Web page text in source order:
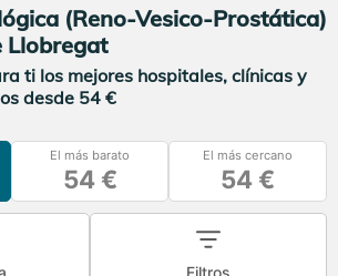
(Reno-Vesico-Prostática)
Llobregat
ti los mejores hospitales, clínicas y
desde 54 €
El más barato
54 €
El más cercano
54 €
Filtros